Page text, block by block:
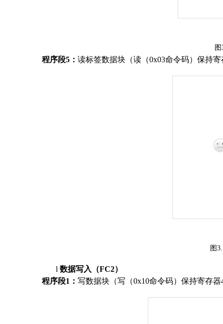
图
程序段5 ： 读标签数据块（读 （0x03命令码） 保持寄
图 3.
l 数据写入（FC2）
程序段1 ： 写数据块（写 （0x10命令码） 保持寄存器